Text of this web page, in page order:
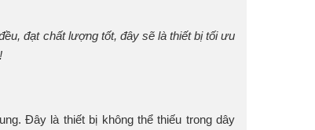
đạt chất lượng tốt, đây sẽ là thiết bị tối ưu
Đây là thiết bị không thể thiếu trong dây